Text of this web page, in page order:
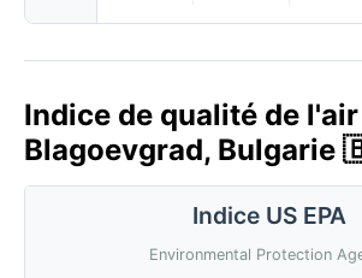
Indice de qualité de
Blagoevgrad, Bulgarie
Indice US EPA
Environmental Protection